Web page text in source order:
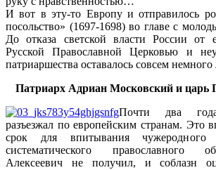
И вот в эту-то Европу и отправилось
посольство» (1697-1698) во главе с
До отказа светской власти России от
Русской Православной Церковью и
патриаршества оставалось совсем
Патриарх Адриан Московский и царь
Почти два
разъезжал по европейским странам. Это
срок для впитывания
систематического православного
Алексеевич не получил, и соблазн